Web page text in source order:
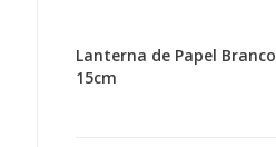
Lanterna de Papel Branco
15cm